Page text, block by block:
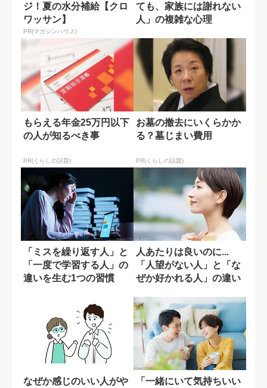
ジ！夏の水分補給【クロ
ワッサン】
PR(マガジンハウス)
ても、家族には謝れない
人」の複雑な心理
もらえる年金25万円以下
の人が知るべき事
PR(くらしの話題)
お墓の撤去にいくらかか
る？墓じまい費用
PR(くらしの話題)
「ミスを繰り返す人」と
「一度で学習する人」の
違いを生む1つの習慣
人あたりは良いのに...
「人望がない人」と「な
ぜか好かれる人」の違い
なぜか感じのいい人がや
「一緒にいて気持ちいい